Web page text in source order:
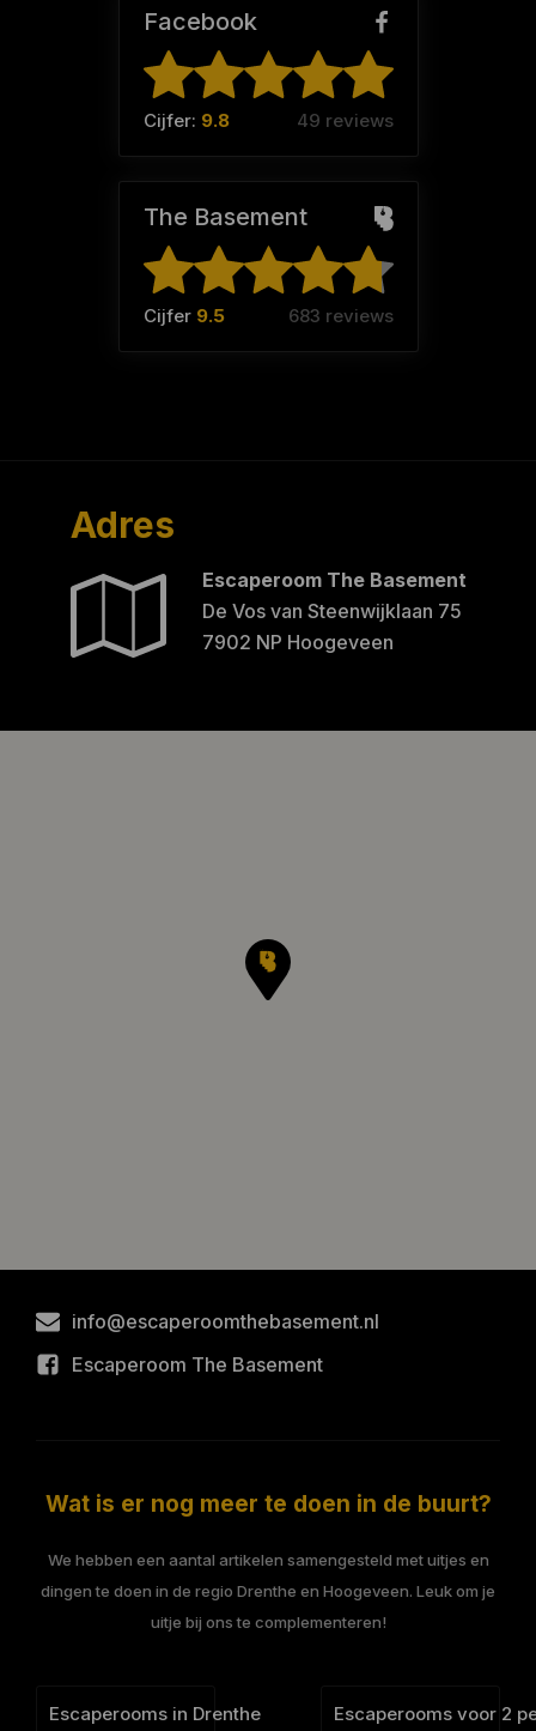
Facebook
Cijfer: 9.8 49 reviews
The Basement
Cijfer 9.5 683 reviews
Adres
Escaperoom The Basement
De Vos van Steenwijklaan 75
7902 NP Hoogeveen
info@escaperoomthebasement.nl
Escaperoom The Basement
Wat is er nog meer te doen in de buurt?
We hebben een aantal artikelen samengesteld met uitjes en
dingen te doen in de regio Drenthe en Hoogeveen. Leuk om je
uitje bij ons te complementeren!
Escaperooms in Drenthe Escaperooms voor 2